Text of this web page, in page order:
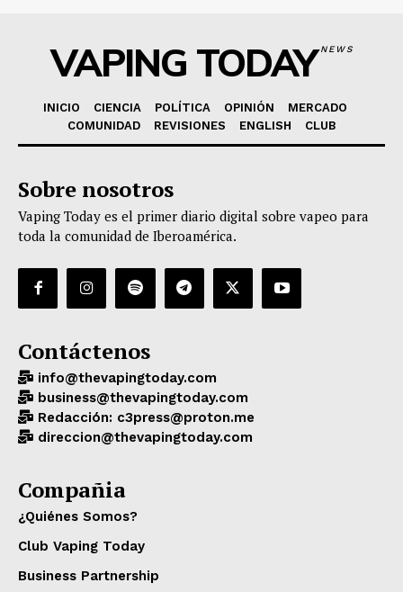
VAPING TODAYNEWS
INICIO CIENCIA POLÍTICA OPINIÓN
MERCADO
COMUNIDAD
REVISIONES ENGLISH CLUB
Sobre nosotros
Vaping Today es el primer diario digital sobre vapeo para
toda la comunidad de Iberoamérica.
Contáctenos
info@thevapingtoday.com
business@thevapingtoday.com
Redacción: c3press@proton.me
direccion@thevapingtoday.com
Compañia
¿Quiénes Somos?
Club Vaping Today
Business Partnership